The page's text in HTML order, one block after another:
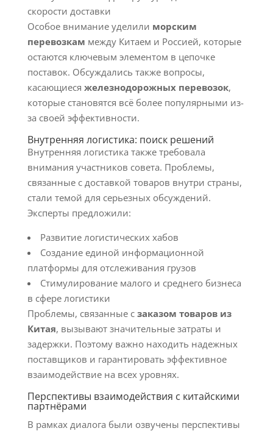
скорости доставки
Особое внимание уделили морским
перевозкам между Китаем и Россией, которые
остаются ключевым элементом в цепочке
поставок. Обсуждались также вопросы,
касающиеся железнодорожных перевозок,
которые становятся всё более популярными из-
за своей эффективности.
Внутренняя логистика: поиск решений
Внутренняя логистика также требовала
внимания участников совета. Проблемы,
связанные с доставкой товаров внутри страны,
стали темой для серьезных обсуждений.
Эксперты предложили:
Развитие логистических хабов
Создание единой информационной
платформы для отслеживания грузов
Стимулирование малого и среднего бизнеса
в сфере логистики
Проблемы, связанные с заказом товаров из
Китая, вызывают значительные затраты и
задержки. Поэтому важно находить надежных
поставщиков и гарантировать эффективное
взаимодействие на всех уровнях.
Перспективы взаимодействия с китайскими
партнёрами
В рамках диалога были озвучены перспективы